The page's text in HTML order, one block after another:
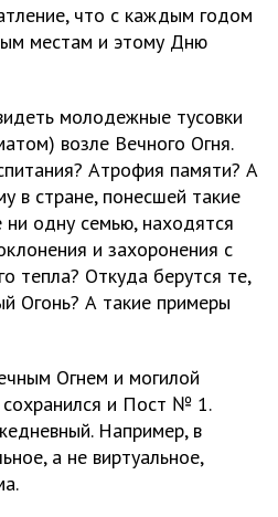
что с каждым годом
местам и этому Дню
молодежные тусовки
возле Вечного Огня.
Атрофия памяти? А
в стране, понесшей такие
одну семью, находятся
и захоронения с
тепла? Откуда берутся те,
Огонь? А такие примеры
Огнем и могилой
сохранился и Пост № 1.
Например, в
а не виртуальное,